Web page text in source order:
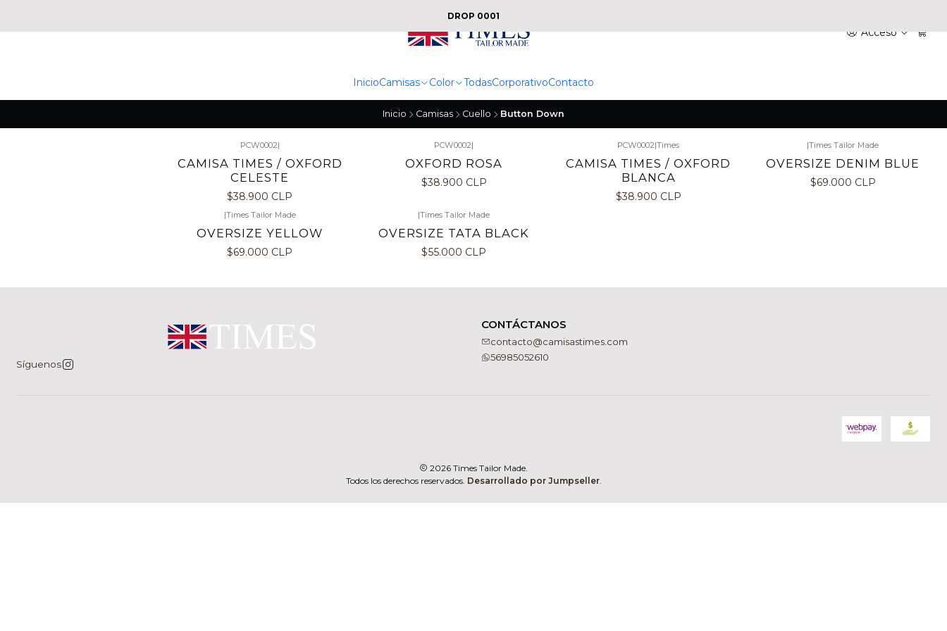
Acceso
InicioCamisas Color TodasCorporativoContacto
DROP 0001
Inicio Camisas Cuello Button Down
PCW0002|
CAMISA TIMES / OXFORD
CELESTE
$38.900 CLP
PCW0002|
OXFORD ROSA
$38.900 CLP
PCW0002|Times
CAMISA TIMES / OXFORD
BLANCA
$38.900 CLP
|Times Tailor Made
OVERSIZE DENIM BLUE
$69.000 CLP
|Times Tailor Made
OVERSIZE YELLOW
$69.000 CLP
|Times Tailor Made
OVERSIZE TATA BLACK
$55.000 CLP
Síguenos
CONTÁCTANOS
contacto@camisastimes.com
56985052610
2026 Times Tailor Made.
Todos los derechos reservados. Desarrollado por Jumpseller.